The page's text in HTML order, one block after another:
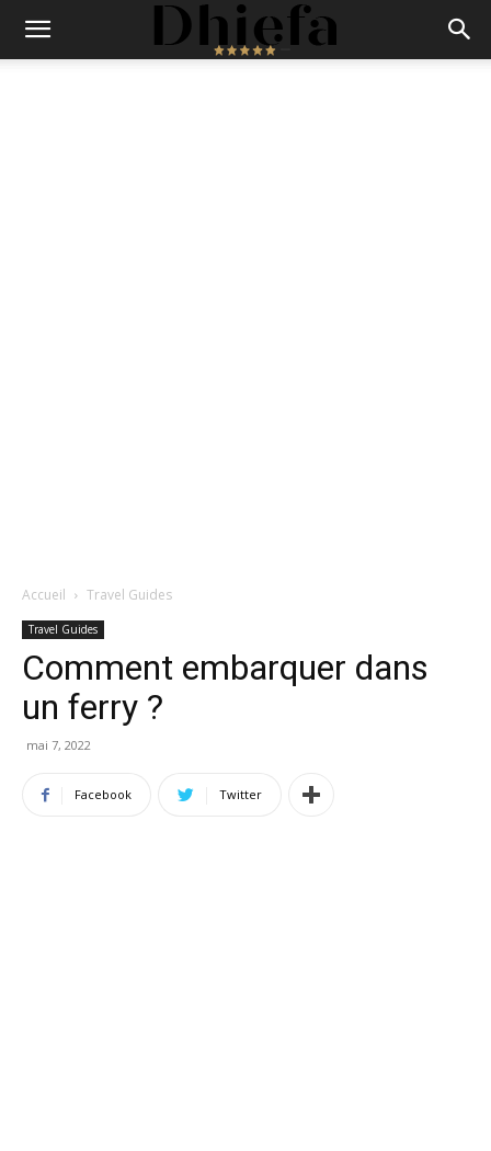
Accueil Travel Guides
Travel Guides
Comment embarquer dans
un ferry ?
mai 7, 2022
Facebook Twitter